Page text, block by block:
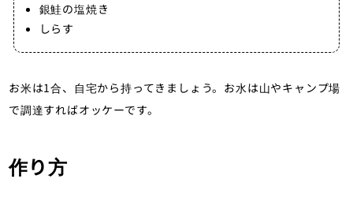
銀鮭の塩焼き
しらす
お米は1合、自宅から持ってきましょう。お水は山やキャンプ場
で調達すればオッケーです。
作り方